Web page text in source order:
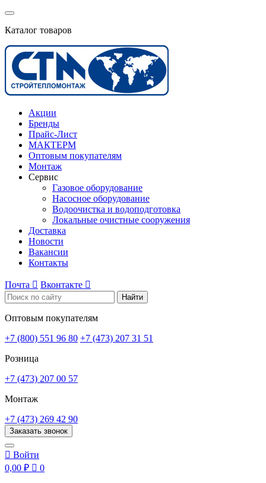
Каталог товаров
Акции
Бренды
Прайс-Лист
МАКТЕРМ
Оптовым покупателям
Монтаж
Сервис
Газовое оборудование
Насосное оборудование
Водоочистка и водоподготовка
Локальные очистные сооружения
Доставка
Новости
Вакансии
Контакты
Почта  Вконтакте 
Найти
Оптовым покупателям
+7 (800) 551 96 80 +7 (473) 207 31 51
Розница
+7 (473) 207 00 57
Монтаж
+7 (473) 269 42 90
Заказать звонок
 Войти
0,00 ₽  0